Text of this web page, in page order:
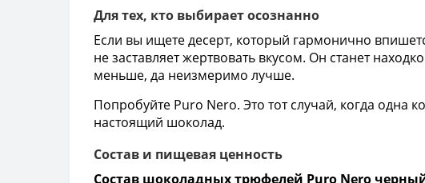
Для тех, кто выбирает осознанно
Если вы ищете десерт, который гармонично
не заставляет жертвовать вкусом. Он станет
меньше, да неизмеримо лучше.
Попробуйте Puro Nero. Это тот случай, когда одна
настоящий шоколад.
Состав и пищевая ценность
Состав шоколадных трюфелей Puro Nero